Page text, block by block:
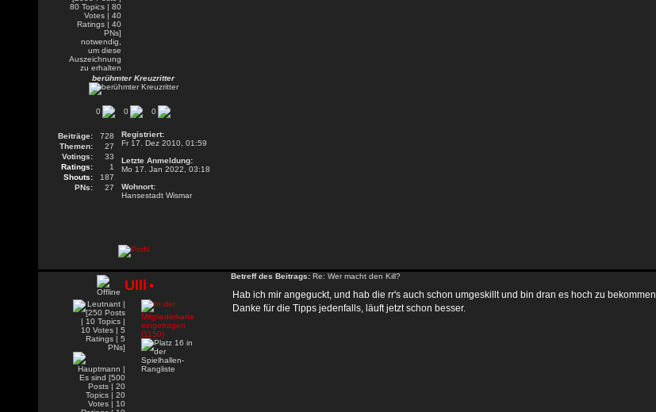
berühmter Kreuzritter
0 0 0
Beiträge:
728
Themen:
27
Votings:
33
Ratings:
1
Shouts:
187
PNs:
27
Registriert:
Fr 17. Dez 2010, 01:59
Letzte Anmeldung:
Mo 17. Jan 2022, 03:18
Wohnort:
Hansestadt Wismar
Ulli •
Betreff des Beitrags: Re: Wer macht den Kill?
Hab ich mir angeguckt, und hab die rr's auch schon umgeskillt und bin dran es hoch zu bekommen
Danke für die Tipps jedenfalls, läuft jetzt schon besser.